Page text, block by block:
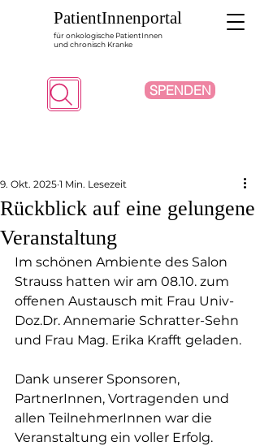
PatientInnenportal
für onkologische PatientInnen
und chronisch Kranke
Suche SPENDEN
Rückblick auf eine gelungene
Veranstaltung
9. Okt. 2025 1 Min. Lesezeit
Im schönen Ambiente des Salon
Strauss hatten wir am 08.10. zum
offenen Austausch mit Frau Univ-
Doz.Dr. Annemarie Schratter-Sehn
und Frau Mag. Erika Krafft geladen.
Dank unserer Sponsoren,
PartnerInnen, Vortragenden und
allen TeilnehmerInnen war die
Veranstaltung ein voller Erfolg.